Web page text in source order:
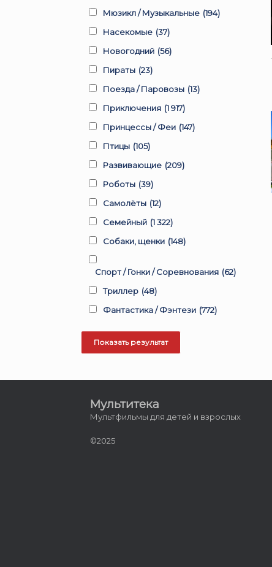
Мюзикл / Музыкальные (194)
Насекомые (37)
Новогодний (56)
Пираты (23)
Поезда / Паровозы (13)
Приключения (1 917)
Принцессы / Феи (147)
Птицы (105)
Развивающие (209)
Роботы (39)
Самолёты (12)
Семейный (1 322)
Собаки, щенки (148)
Спорт / Гонки / Соревнования (62)
Триллер (48)
Фантастика / Фэнтези (772)
Мультитека
Мультфильмы для детей и взрослых
©2025